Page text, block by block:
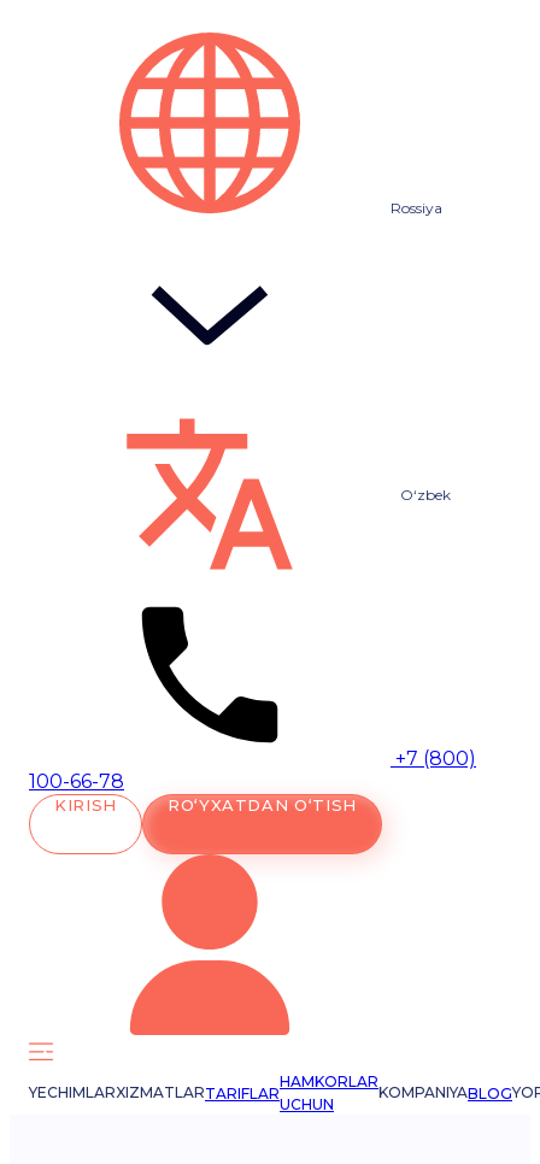
Rossiya
O‘zbek
+7 (800)
100-66-78
KIRISH RO‘YXATDAN O‘TISH
YECHIMLARXIZMATLARTARIFLAR
HAMKORLAR
UCHUN
KOMPANIYABLOG